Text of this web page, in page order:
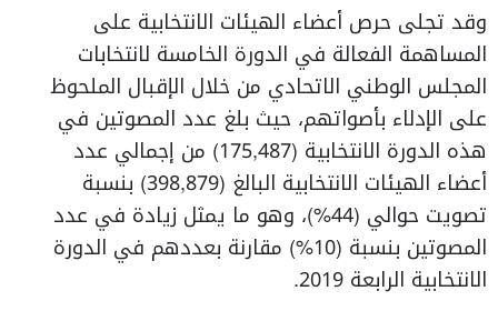
وقد تجلى حرص أعضاء الهيئات الانتخابية على
المساهمة الفعالة في الدورة الخامسة لانتخابات
المجلس الوطني الاتحادي من خلال الإقبال الملحوظ
على الإدلاء بأصواتهم، حيث بلغ عدد المصوتين في
هذه الدورة الانتخابية (175,487) من إجمالي عدد
أعضاء الهيئات الانتخابية البالغ (398,879) بنسبة
تصويت حوالي (44%)، وهو ما يمثل زيادة في عدد
المصوتين بنسبة (10%) مقارنة بعددهم في الدورة
الانتخابية الرابعة 2019.